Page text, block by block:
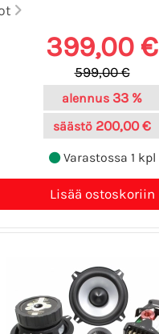
399,00 €
599,00 €
alennus 33 %
säästö 200,00 €
Varastossa 1 kpl